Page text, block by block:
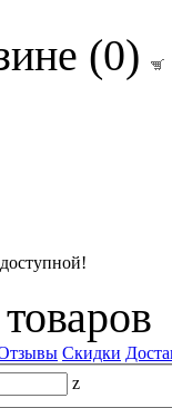
(0)
Скидки
z